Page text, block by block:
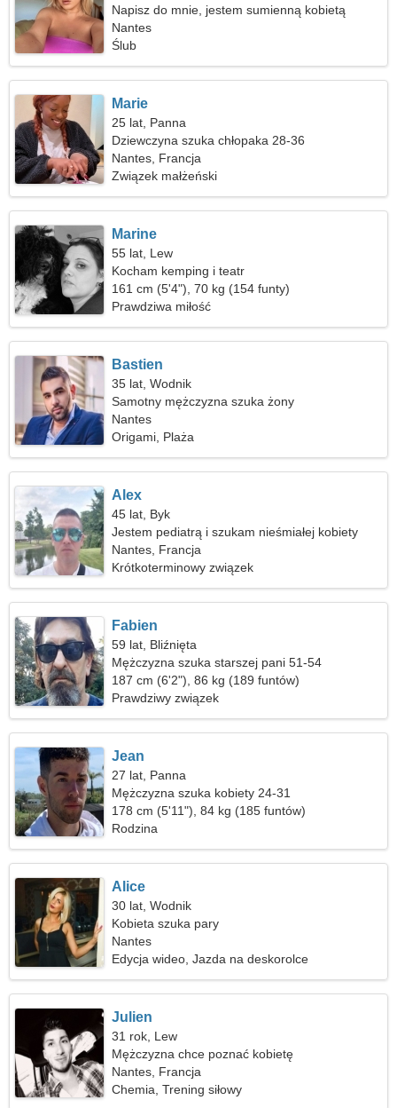
Napisz do mnie, jestem sumienną kobietą
Nantes
Ślub
Marie
25 lat, Panna
Dziewczyna szuka chłopaka 28-36
Nantes, Francja
Związek małżeński
Marine
55 lat, Lew
Kocham kemping i teatr
161 cm (5'4"), 70 kg (154 funty)
Prawdziwa miłość
Bastien
35 lat, Wodnik
Samotny mężczyzna szuka żony
Nantes
Origami, Plaża
Alex
45 lat, Byk
Jestem pediatrą i szukam nieśmiałej kobiety
Nantes, Francja
Krótkoterminowy związek
Fabien
59 lat, Bliźnięta
Mężczyzna szuka starszej pani 51-54
187 cm (6'2"), 86 kg (189 funtów)
Prawdziwy związek
Jean
27 lat, Panna
Mężczyzna szuka kobiety 24-31
178 cm (5'11"), 84 kg (185 funtów)
Rodzina
Alice
30 lat, Wodnik
Kobieta szuka pary
Nantes
Edycja wideo, Jazda na deskorolce
Julien
31 rok, Lew
Mężczyzna chce poznać kobietę
Nantes, Francja
Chemia, Trening siłowy